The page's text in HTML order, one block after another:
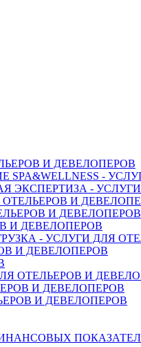
И ДЕВЕЛОПЕРОВ
-
-
И
И ДЕВЕЛОПЕРОВ
И ДЕВЕЛОПЕРОВ
- УСЛУГИ ДЛЯ
И ДЕВЕЛОПЕРОВ
ОТЕЛЬЕРОВ И
И ДЕВЕЛОПЕРОВ
И ДЕВЕЛОПЕРОВ